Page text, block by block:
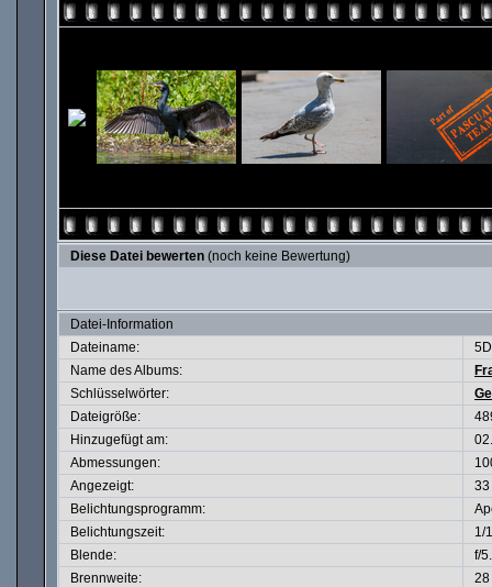
Diese Datei bewerten (noch keine Bewertung)
Datei-Information
Dateiname:
Name des Albums:
Schlüsselwörter:
Dateigröße:
Hinzugefügt am:
Abmessungen:
Angezeigt:
33
Belichtungsprogramm:
Belichtungszeit:
1/
Blende:
f/
Brennweite:
28